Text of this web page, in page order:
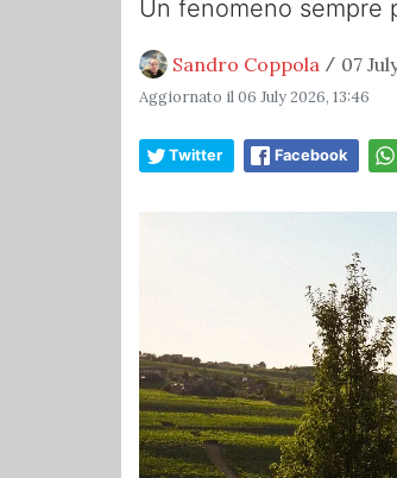
Un fenomeno sempre
Sandro Coppola / 07
Aggiornato il06 July 2026, 13:46
Twitter Facebook